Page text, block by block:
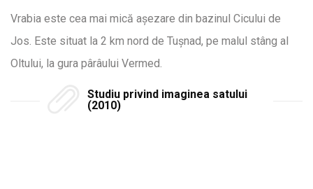
Vrabia este cea mai mică așezare din bazinul Cicului de
Jos. Este situat la 2 km nord de Tușnad, pe malul stâng al
Oltului, la gura pârâului Vermed.
Studiu privind imaginea satului
(2010)